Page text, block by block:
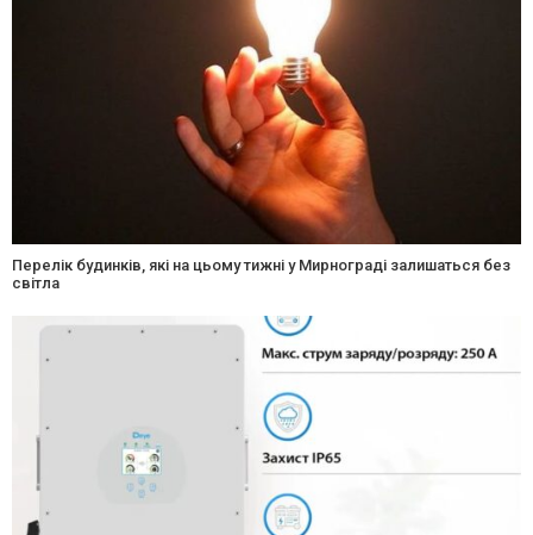
Перелік будинків, які на цьому тижні у Мирнограді залишаться без
світла